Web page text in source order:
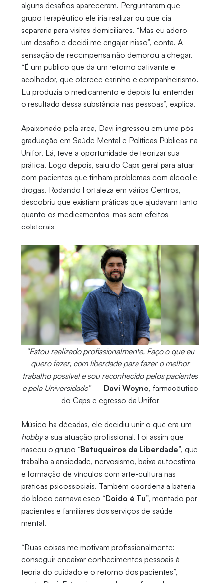
alguns desafios apareceram. Perguntaram que
grupo terapêutico ele iria realizar ou que dia
separaria para visitas domiciliares. “Mas eu adoro
um desafio e decidi me engajar nisso”, conta. A
sensação de recompensa não demorou a chegar.
“É um público que dá um retorno cativante e
acolhedor, que oferece carinho e companheirismo.
Eu produzia o medicamento e depois fui entender
o resultado dessa substância nas pessoas”, explica.
Apaixonado pela área, Davi ingressou em uma pós-
graduação em Saúde Mental e Políticas Públicas na
Unifor. Lá, teve a oportunidade de teorizar sua
prática. Logo depois, saiu do Caps geral para atuar
com pacientes que tinham problemas com álcool e
drogas. Rodando Fortaleza em vários Centros,
descobriu que existiam práticas que ajudavam tanto
quanto os medicamentos, mas sem efeitos
colaterais.
“Estou realizado profissionalmente. Faço o que eu
quero fazer, com liberdade para fazer o melhor
trabalho possível e sou reconhecido pelos pacientes
e pela Universidade”— Davi Weyne, farmacêutico
do Caps e egresso da Unifor
Músico há décadas, ele decidiu unir o que era um
hobbya sua atuação profissional. Foi assim que
nasceu o grupo “Batuqueiros da Liberdade”, que
trabalha a ansiedade, nervosismo, baixa autoestima
e formação de vínculos com arte-cultura nas
práticas psicossociais. Também coordena a bateria
do bloco carnavalesco “Doido é Tu”, montado por
pacientes e familiares dos serviços de saúde
mental.
“Duas coisas me motivam profissionalmente:
conseguir encaixar conhecimentos pessoais à
teoria do cuidado e o retorno dos pacientes”,